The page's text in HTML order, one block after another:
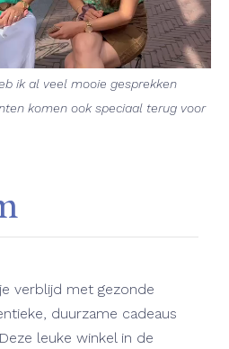
op alle mogelijke
“Ik wil mensen een hart onder de
aandacht geven die ze verdienen.
ik al veel mooie gesprekken
komen ook speciaal terug voor
verblijd met gezonde
duurzame cadeaus
leuke winkel in de